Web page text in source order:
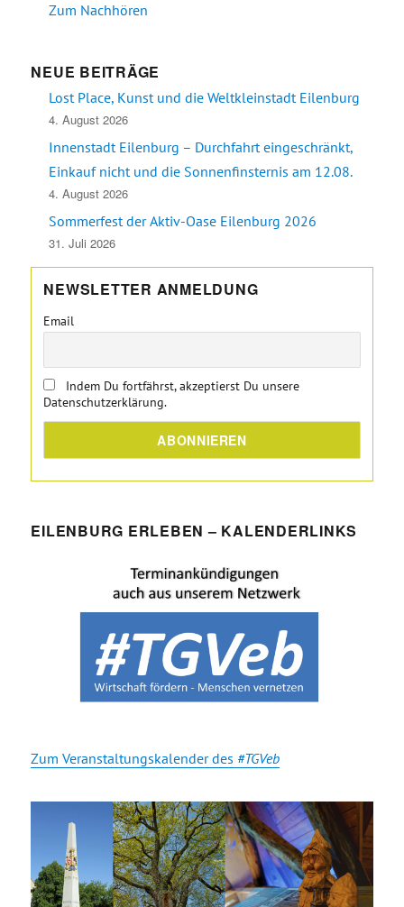
Zum Nachhören
NEUE BEITRÄGE
Lost Place, Kunst und die Weltkleinstadt Eilenburg
4. August 2026
Innenstadt Eilenburg – Durchfahrt eingeschränkt,
Einkauf nicht und die Sonnenfinsternis am 12.08.
4. August 2026
Sommerfest der Aktiv-Oase Eilenburg 2026
31. Juli 2026
NEWSLETTER ANMELDUNG
Email
Indem Du fortfährst, akzeptierst Du unsere
Datenschutzerklärung.
EILENBURG ERLEBEN – KALENDERLINKS
Zum Veranstaltungskalender des #TGVeb